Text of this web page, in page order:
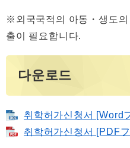
※외국국적의 아동・생도의
출이 필요합니다.
다운로드
취학허가신청서 [Word
취학허가신청서 [PDF